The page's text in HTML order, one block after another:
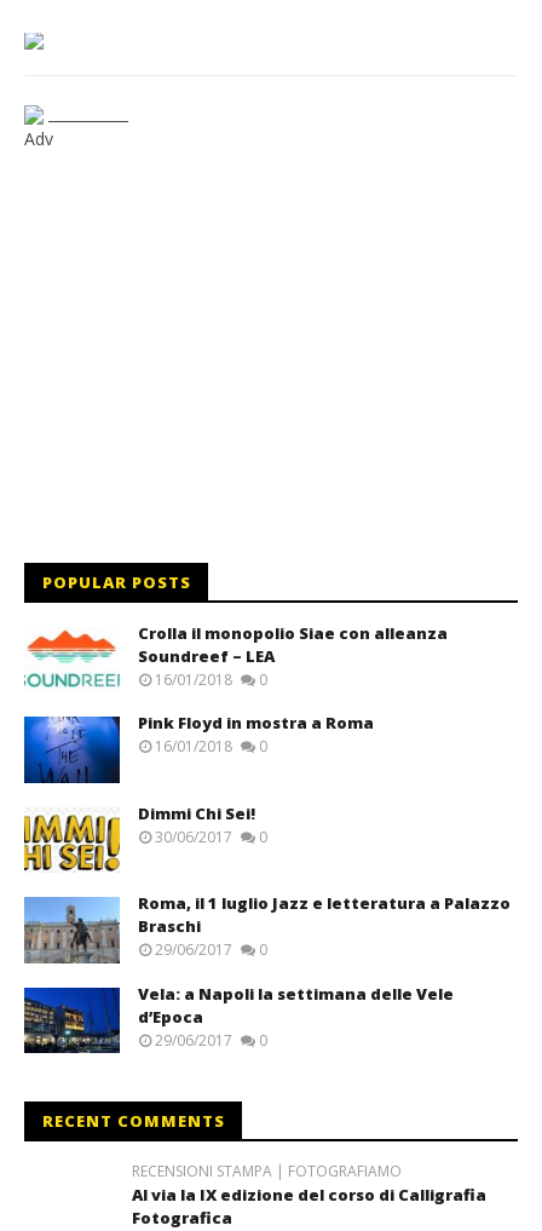
Adv
POPULAR POSTS
Crolla il monopolio Siae con alleanza
Soundreef – LEA
16/01/2018 0
Pink Floyd in mostra a Roma
16/01/2018 0
Dimmi Chi Sei!
30/06/2017 0
Roma, il 1 luglio Jazz e letteratura a Palazzo
Braschi
29/06/2017 0
Vela: a Napoli la settimana delle Vele
d’Epoca
29/06/2017 0
RECENT COMMENTS
RECENSIONI STAMPA | FOTOGRAFIAMO
Al via la IX edizione del corso di Calligrafia
Fotografica